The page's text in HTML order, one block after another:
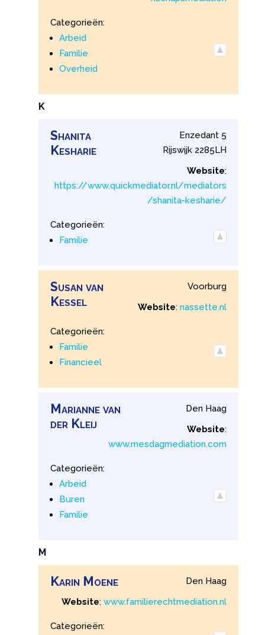
Categorieën:
Arbeid
Familie
Overheid
K
Shanita
Kesharie
Enzedant 5
Rijswijk 2285LH
Website:
https://www.quickmediator.nl/mediators
/shanita-kesharie/
Categorieën:
Familie
Susan van
Kessel
Voorburg
Website: nassette.nl
Categorieën:
Familie
Financieel
Marianne van
der Kleij
Den Haag
Website:
www.mesdagmediation.com
Categorieën:
Arbeid
Buren
Familie
M
Karin Moene
Den Haag
Website: www.familierechtmediation.nl
Categorieën: